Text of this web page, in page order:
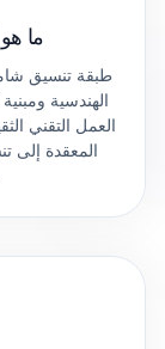
ما
طبقة تنسيق
الهندسية
العمل التقني
المعقدة إلى